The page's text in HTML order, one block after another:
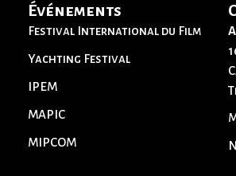
Événements
Festival International du Film
Yachting Festival
IPEM
MAPIC
MIPCOM